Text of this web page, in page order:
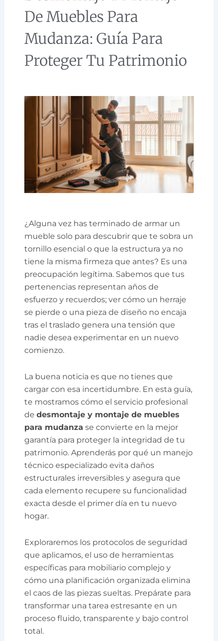
De Muebles Para
Mudanza: Guía Para
Proteger Tu Patrimonio
¿Alguna vez has terminado de armar un
mueble solo para descubrir que te sobra un
tornillo esencial o que la estructura ya no
tiene la misma firmeza que antes? Es una
preocupación legítima. Sabemos que tus
pertenencias representan años de
esfuerzo y recuerdos; ver cómo un herraje
se pierde o una pieza de diseño no encaja
tras el traslado genera una tensión que
nadie desea experimentar en un nuevo
comienzo.
La buena noticia es que no tienes que
cargar con esa incertidumbre. En esta guía,
te mostramos cómo el servicio profesional
dedesmontaje y montaje de muebles
para mudanza se convierte en la mejor
garantía para proteger la integridad de tu
patrimonio. Aprenderás por qué un manejo
técnico especializado evita daños
estructurales irreversibles y asegura que
cada elemento recupere su funcionalidad
exacta desde el primer día en tu nuevo
hogar.
Exploraremos los protocolos de seguridad
que aplicamos, el uso de herramientas
específicas para mobiliario complejo y
cómo una planificación organizada elimina
el caos de las piezas sueltas. Prepárate para
transformar una tarea estresante en un
proceso fluido, transparente y bajo control
total.